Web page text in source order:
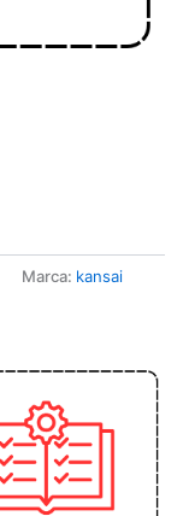
Marca: kansai